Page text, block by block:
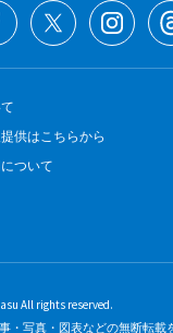
供はこちらから
ついて
All rights reserved.
・写真・図表などの無断転載